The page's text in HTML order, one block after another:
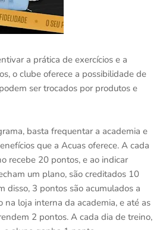
a prática de exercícios e a
o clube oferece a possibilidade de
ser trocados por produtos e
basta frequentar a academia e
que a Acuas oferece. A cada
recebe 20 pontos, e ao indicar
um plano, são creditados 10
disso, 3 pontos são acumulados a
na loja interna da academia, e até as
2 pontos. A cada dia de treino,